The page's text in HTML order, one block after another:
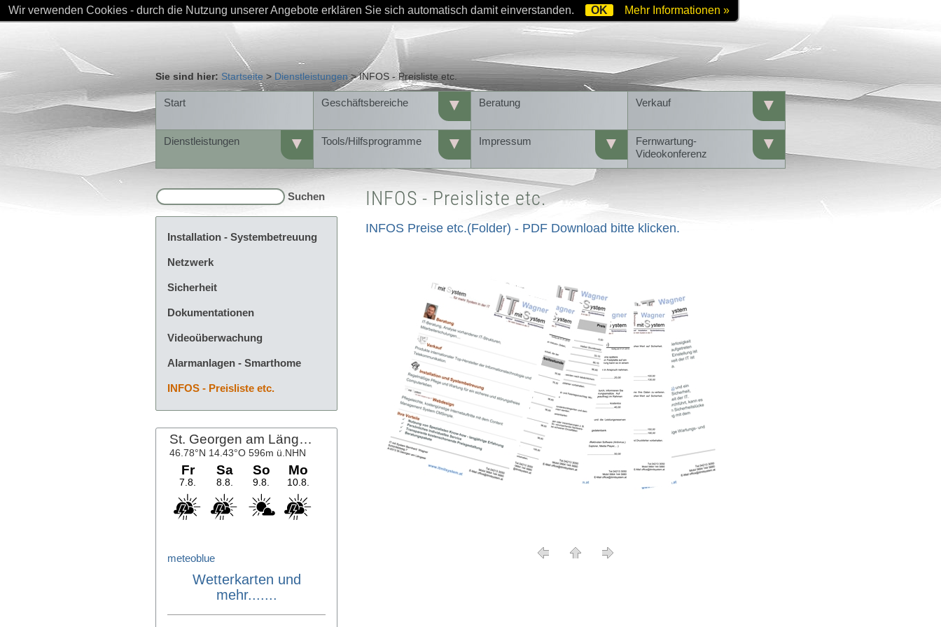
Sie sind hier: Startseite > Dienstleistungen>INFOS - Preisliste etc.
Start Geschäftsbereiche ▼ Beratung Verkauf ▼
Dienstleistungen ▼ Tools/Hilfsprogramme ▼ Impressum ▼
Fernwartung-
Videokonferenz
▼
INFOS - Preisliste etc.
INFOS Preise etc.(Folder) - PDF Download bitte klicken.
Installation - Systembetreuung
Netzwerk
Sicherheit
Dokumentationen
Videoüberwachung
Alarmanlagen - Smarthome
INFOS - Preisliste etc.
meteoblue
Wetterkarten und
mehr.......
Wir verwenden Cookies - durch die Nutzung unserer Angebote erklären Sie sich automatisch damit einverstanden. OK Mehr Informationen »